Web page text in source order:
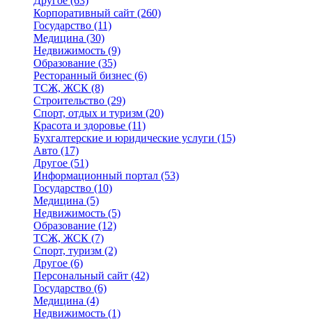
Корпоративный сайт (260)
Государство (11)
Медицина (30)
Недвижимость (9)
Образование (35)
Ресторанный бизнес (6)
ТСЖ, ЖСК (8)
Строительство (29)
Спорт, отдых и туризм (20)
Красота и здоровье (11)
Бухгалтерские и юридические услуги (15)
Авто (17)
Другое (51)
Информационный портал (53)
Государство (10)
Медицина (5)
Недвижимость (5)
Образование (12)
ТСЖ, ЖСК (7)
Спорт, туризм (2)
Другое (6)
Персональный сайт (42)
Государство (6)
Медицина (4)
Недвижимость (1)